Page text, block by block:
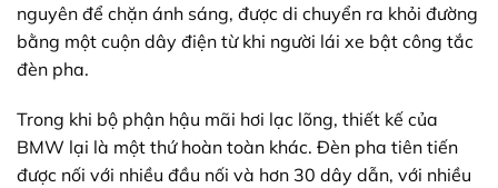
nguyên để chặn ánh sáng, được di chuyển ra khỏi đường
bằng một cuộn dây điện từ khi người lái xe bật công tắc
đèn pha.
Trong khi bộ phận hậu mãi hơi lạc lõng, thiết kế của
BMW lại là một thứ hoàn toàn khác. Đèn pha tiên tiến
được nối với nhiều đầu nối và hơn 30 dây dẫn, với nhiều